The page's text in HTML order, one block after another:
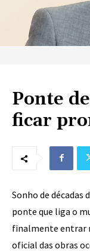
Ponte
ficar
Sonho de décadas
ponte que liga o
finalmente entrar
oficial das obras